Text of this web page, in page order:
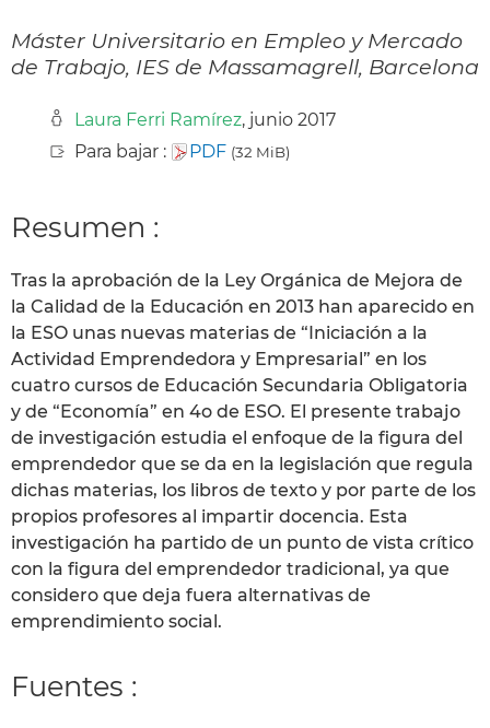
Máster Universitario en Empleo y Mercado
de Trabajo, IES de Massamagrell, Barcelona
Laura Ferri Ramírez, junio 2017
Para bajar :
PDF (32 MiB)
Resumen :
Tras la aprobación de la Ley Orgánica de Mejora de
la Calidad de la Educación en 2013 han aparecido en
la ESO unas nuevas materias de “Iniciación a la
Actividad Emprendedora y Empresarial” en los
cuatro cursos de Educación Secundaria Obligatoria
y de “Economía” en 4o de ESO. El presente trabajo
de investigación estudia el enfoque de la figura del
emprendedor que se da en la legislación que regula
dichas materias, los libros de texto y por parte de los
propios profesores al impartir docencia. Esta
investigación ha partido de un punto de vista crítico
con la figura del emprendedor tradicional, ya que
considero que deja fuera alternativas de
emprendimiento social.
Fuentes :